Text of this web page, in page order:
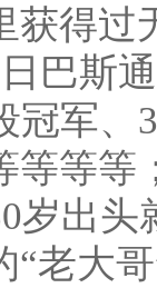
获得过
巴斯
冠军
等等等
岁出
老大